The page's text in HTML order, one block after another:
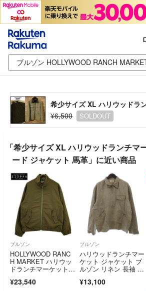
¥6,500
SOLDOUT
「希少サイズ XL ハリウッドランチマ
ード ジャケット 馬革」に近い商品
ブルゾン
HOLLYWOOD RANC
H MARKET ハリウッ
ドランチマーケット 1
ールソーホット ハリ
¥23,540
ブルゾン
ハリウッドランチマー
ケット ジャケット ブ
ルゾン リネン 長袖 ベ
¥13,100